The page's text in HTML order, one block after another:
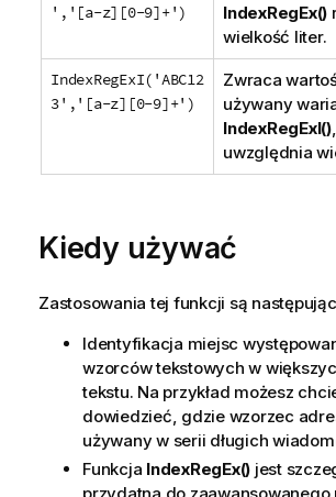
','[a-z][0-9]+')
IndexRegEx()
wielkość liter.
IndexRegExI('ABC12
3','[a-z][0-9]+')
Zwraca
używany
IndexRegExI()
uwzględnia
Kiedy używać
Zastosowania tej funkcji są
Identyfikacja miejsc
wzorców tekstowych w
tekstu. Na przykład możesz
dowiedzieć, gdzie wzorzec
używany w serii długich
Funkcja IndexRegEx() jest